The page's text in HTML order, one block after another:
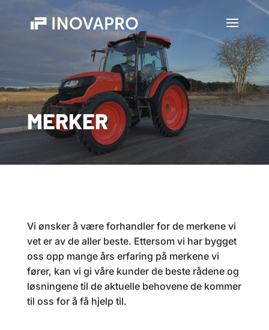
MERKER
Vi ønsker å være forhandler for de merkene vi
vet er av de aller beste. Ettersom vi har bygget
oss opp mange års erfaring på merkene vi
fører, kan vi gi våre kunder de beste rådene og
løsningene til de aktuelle behovene de kommer
til oss for å få hjelp til.